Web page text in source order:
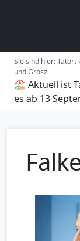
Sie sind hier:Tatort
und Grosz
🏖️ Aktuell ist
es ab 13